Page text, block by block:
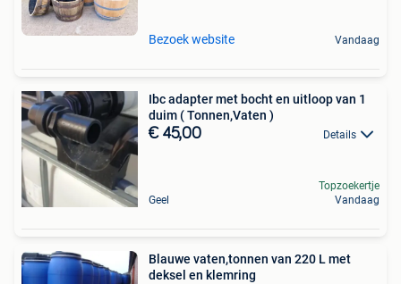
Bezoek website Vandaag
Ibc adapter met bocht en uitloop van 1
duim ( Tonnen,Vaten )
€ 45,00 Details
Geel
Topzoekertje
Vandaag
Blauwe vaten,tonnen van 220 L met
deksel en klemring